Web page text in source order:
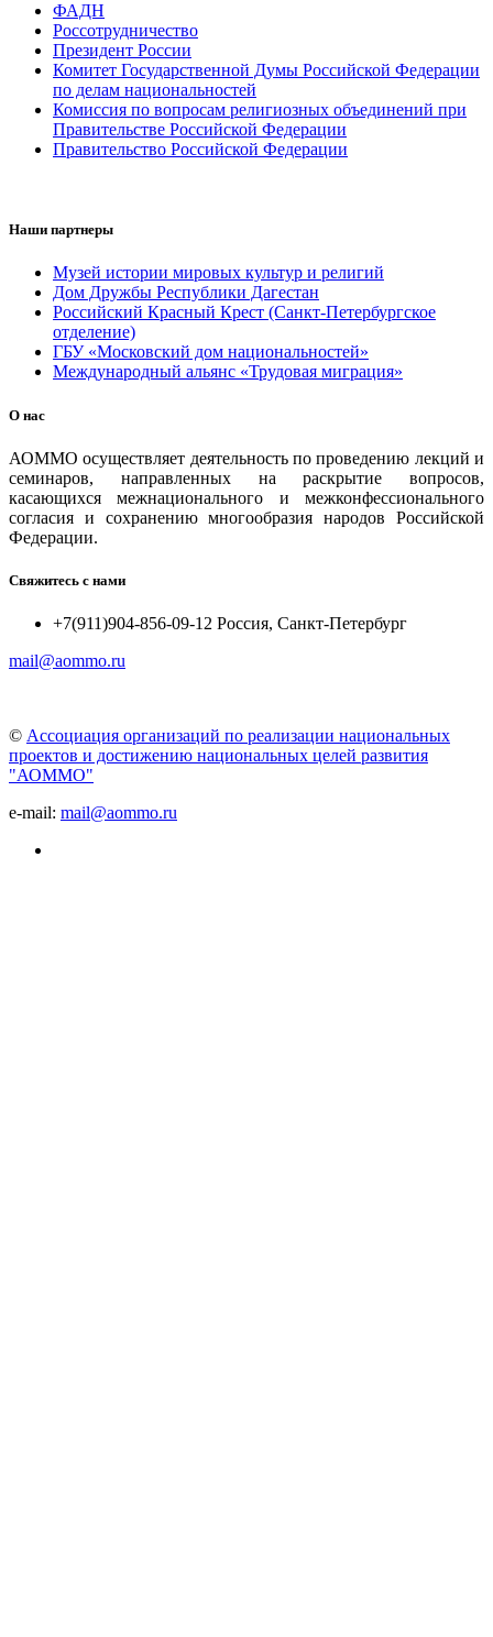
ФАДН
Россотрудничество
Президент России
Комитет Государственной Думы Российской Федерации
по делам национальностей
Комиссия по вопросам религиозных объединений при
Правительстве Российской Федерации
Правительство Российской Федерации
Наши партнеры
Музей истории мировых культур и религий
Дом Дружбы Республики Дагестан
Российский Красный Крест (Санкт-Петербургское
отделение)
ГБУ «Московский дом национальностей»
Международный альянс «Трудовая миграция»
О нас
АОММО осуществляет деятельность по проведению лекций и
семинаров, направленных на раскрытие вопросов,
касающихся межнационального и межконфессионального
согласия и сохранению многообразия народов Российской
Федерации.
Свяжитесь с нами
+7(911)904-856-09-12 Россия, Санкт-Петербург
mail@aommo.ru
© Ассоциация организаций по реализации национальных
проектов и достижению национальных целей развития
"АОММО"
e-mail: mail@aommo.ru